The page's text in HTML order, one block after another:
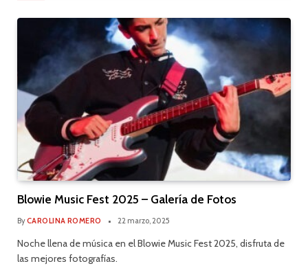
Blowie Music Fest 2025 – Galería de Fotos
ByCAROLINA ROMERO 22 marzo, 2025
Noche llena de música en el Blowie Music Fest 2025, disfruta de
las mejores fotografías.